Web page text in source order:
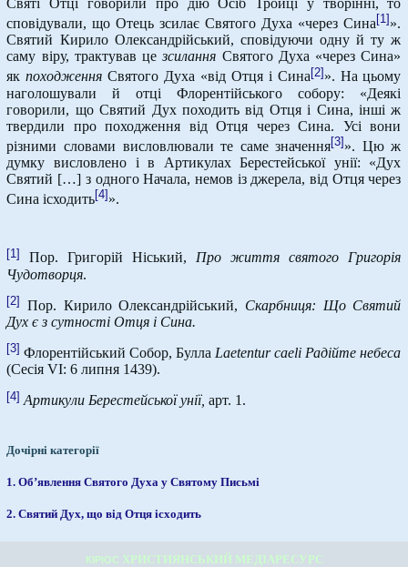
сповідували, що Отець зсилає Святого Духа «через Сина [1] ».
Святий Кирило Олександрійський, сповідуючи одну й ту ж
саму віру, трактував цезсилання Святого Духа «через Сина»
якпоходження Святого Духа «від Отця і Сина[2]». На цьому
наголошували й отці Флорентійського собору: «Деякі
говорили, що Святий Дух походить від Отця і Сина, інші ж
твердили про походження від Отця через Сина. Усі вони
різними словами висловлювали те саме значення[3]». Цю ж
думку висловлено і в Артикулах Берестейської унії: «Дух
Святий […] з одного Начала, немов із джерела, від Отця через
Сина ісходить[4] ».
[1] Пор. Григорій Ніський,Про життя святого Григорія
Чудотворця.
[2] Пор. Кирило Олександрійський, Скарбниця: Що Святий
Дух є з сутності Отця і Сина.
[3] Флорентійський Собор, Булла Laetentur caeli Радійте небеса
(Сесія VI: 6 липня 1439).
[4] Артикули Берестейської унії,арт. 1.
Дочірні категорії
1. Об’явлення Святого Духа у Святому Письмі
2. Святий Дух, що від Отця ісходить
КІРІОС ХРИСТИЯНСЬКИЙ МЕДІАРЕСУРС